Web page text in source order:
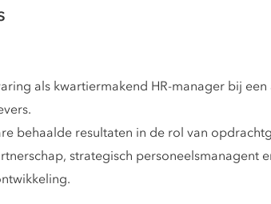
als kwartiermakend HR-manager bij
behaalde resultaten in de rol van
strategisch personeelsmanagent